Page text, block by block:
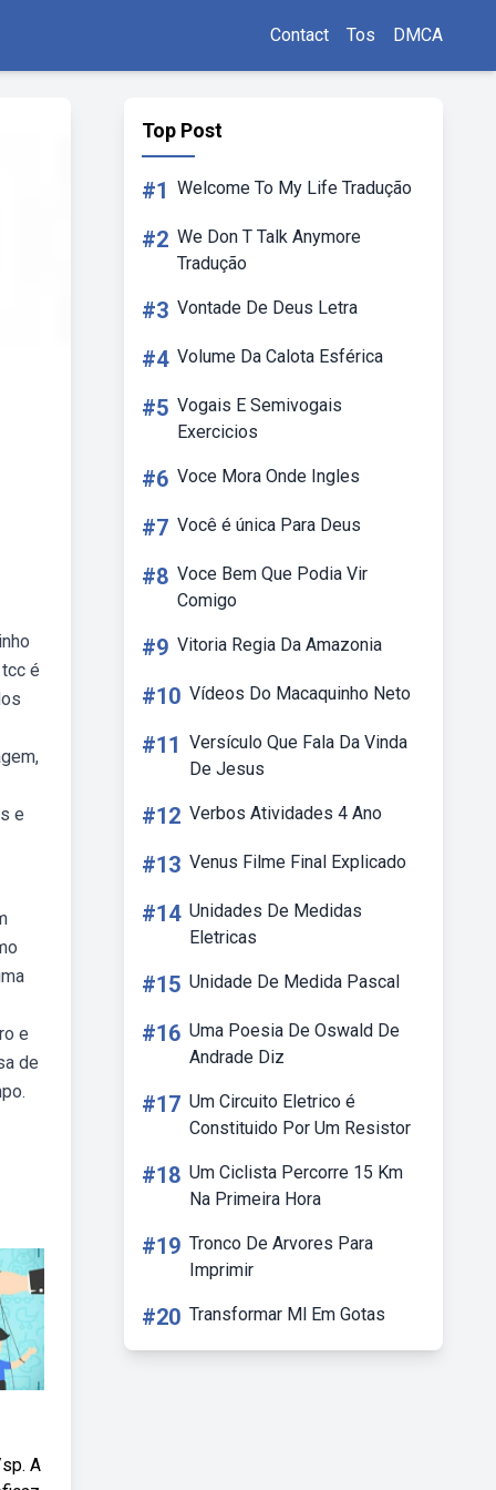
Contact Tos DMCA
é
e
e
de
A
Top Post
#1 Welcome To My Life Tradução
#2 We Don T Talk Anymore
Tradução
#3 Vontade De Deus Letra
#4 Volume Da Calota Esférica
#5 Vogais E Semivogais
Exercicios
#6 Voce Mora Onde Ingles
#7 Você é única Para Deus
#8 Voce Bem Que Podia Vir
Comigo
#9 Vitoria Regia Da Amazonia
#10 Vídeos Do Macaquinho Neto
#11 Versículo Que Fala Da Vinda
De Jesus
#12 Verbos Atividades 4 Ano
#13 Venus Filme Final Explicado
#14 Unidades De Medidas
Eletricas
#15 Unidade De Medida Pascal
#16 Uma Poesia De Oswald De
Andrade Diz
#17 Um Circuito Eletrico é
Constituido Por Um Resistor
#18 Um Ciclista Percorre 15 Km
Na Primeira Hora
#19 Tronco De Arvores Para
Imprimir
#20 Transformar Ml Em Gotas